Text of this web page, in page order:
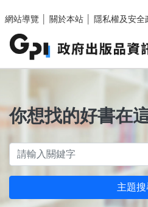
網站導覽
關於本站 隱私權及安全
你想找的好書在
主題